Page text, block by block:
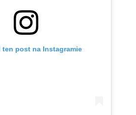
ten post na Instagramie